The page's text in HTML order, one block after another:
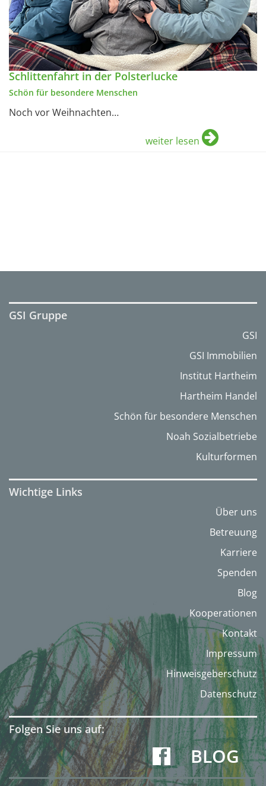
Schlittenfahrt in der Polsterlucke
Schön für besondere Menschen
Noch vor Weihnachten…
weiter lesen
GSI Gruppe
GSI
GSI Immobilien
Institut Hartheim
Hartheim Handel
Schön für besondere Menschen
Noah Sozialbetriebe
Kulturformen
Wichtige Links
Über uns
Betreuung
Karriere
Spenden
Blog
Kooperationen
Kontakt
Impressum
Hinweisgeberschutz
Datenschutz
Folgen Sie uns auf:
BLOG